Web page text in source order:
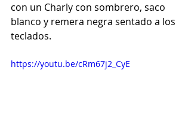
con un Charly con sombrero, saco
blanco y remera negra sentado a los
teclados.
https://youtu.be/cRm67j2_CyE